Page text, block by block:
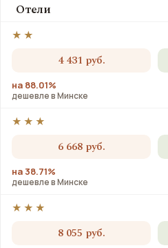
Отели
★★
4 431 руб.
на 88.01%
дешевле в Минске
★★★
6 668 руб.
на 38.71%
дешевле в Минске
★★★
8 055 руб.